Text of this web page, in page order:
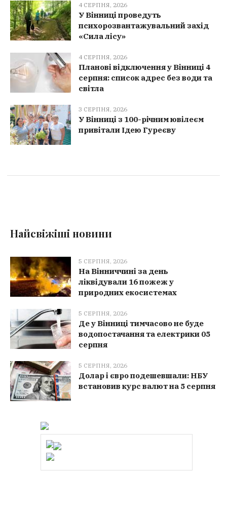
4 СЕРПНЯ, 2026
У Вінниці проведуть
психорозвантажувальний захід
«Сила лісу»
4 СЕРПНЯ, 2026
Планові відключення у Вінниці 4
серпня: список адрес без води та
світла
3 СЕРПНЯ, 2026
У Вінниці з 100-річним ювілеєм
привітали Ідею Гуреєву
Найсвіжіші новини
5 СЕРПНЯ, 2026
На Вінниччині за день
ліквідували 16 пожеж у
природних екосистемах
5 СЕРПНЯ, 2026
Де у Вінниці тимчасово не буде
водопостачання та електрики 05
серпня
5 СЕРПНЯ, 2026
Долар і євро подешевшали: НБУ
встановив курс валют на 5 серпня